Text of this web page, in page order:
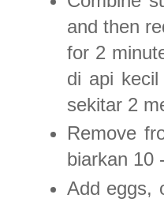
and then
for 2
di api
sekitar 2
Remove
biarkan 10
Add eggs,